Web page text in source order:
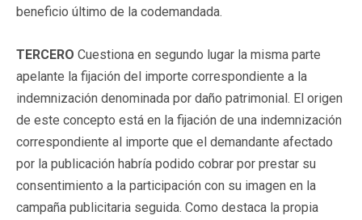
beneficio último de la codemandada.
TERCERO Cuestiona en segundo lugar la misma parte
apelante la fijación del importe correspondiente a la
indemnización denominada por daño patrimonial. El origen
de este concepto está en la fijación de una indemnización
correspondiente al importe que el demandante afectado
por la publicación habría podido cobrar por prestar su
consentimiento a la participación con su imagen en la
campaña publicitaria seguida. Como destaca la propia